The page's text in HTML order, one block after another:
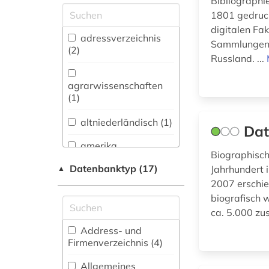
Geschichte (56)
Geschichte der
Bildungswesens (0)
Jesuitica (0)
Klassische
Byzantinistik.
Neugriechische
Kunstgeschichte (14)
Medien- und
Kommunikationswissenschaften,
adressverzeichnis
(2)
agrarwissenschaften
(1)
altniederländisch (1)
amerika
(1)
amsterdam (2)
amtsdrucke (1)
amtsdrucksache (1)
▲ Datenbanktyp (17)
Address- und
Firmenverzeichnis (4)
Allgemeines
1801
digitalen
Russland. ...
Jahrhundert
2007
biografisch
ca. 5.000